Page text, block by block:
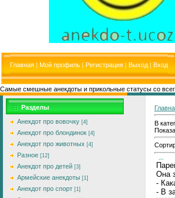
Главная | Мой профиль | Регистрация | Выход | Вход
Самые смешные анекдоты и прикольные статусы со
Разделы
Анекдот про вовочку [4]
Анекдот про блондинок [4]
Анекдот про животных [4]
Разное [12]
Анекдот про детей [3]
Армейские анекдоты [1]
Анекдот про спорт [1]
В
Она
-
- В